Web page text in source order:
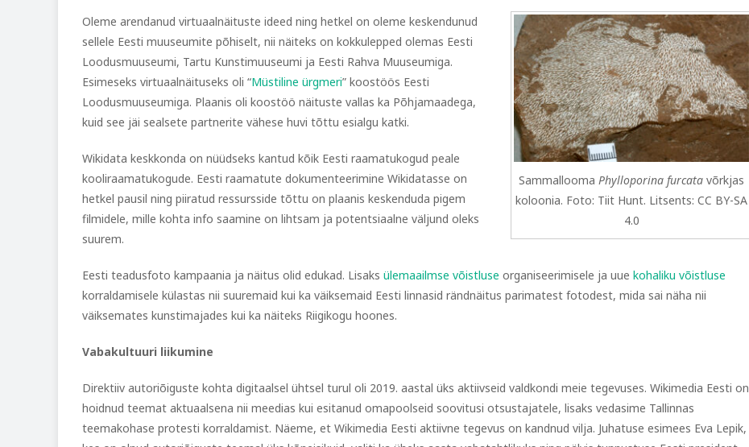
SammalloomaPhylloporina furcata võrkjas
koloonia. Foto: Tiit Hunt. Litsents: CC BY-SA
4.0
Oleme arendanud virtuaalnäituste ideed ning hetkel on oleme keskendunud
sellele Eesti muuseumite põhiselt, nii näiteks on kokkulepped olemas Eesti
Loodusmuuseumi, Tartu Kunstimuuseumi ja Eesti Rahva Muuseumiga.
Esimeseks virtuaalnäituseks oli “Müstiline ürgmeri” koostöös Eesti
Loodusmuuseumiga. Plaanis oli koostöö näituste vallas ka Põhjamaadega,
kuid see jäi sealsete partnerite vähese huvi tõttu esialgu katki.
Wikidata keskkonda on nüüdseks kantud kõik Eesti raamatukogud peale
kooliraamatukogude. Eesti raamatute dokumenteerimine Wikidatasse on
hetkel pausil ning piiratud ressursside tõttu on plaanis keskenduda pigem
filmidele, mille kohta info saamine on lihtsam ja potentsiaalne väljund oleks
suurem.
Eesti teadusfoto kampaania ja näitus olid edukad. Lisaks ülemaailmse võistluse organiseerimisele ja uue kohaliku võistluse
korraldamisele külastas nii suuremaid kui ka väiksemaid Eesti linnasid rändnäitus parimatest fotodest, mida sai näha nii
väiksemates kunstimajades kui ka näiteks Riigikogu hoones.
Vabakultuuri liikumine
Direktiiv autoriõiguste kohta digitaalsel ühtsel turul oli 2019. aastal üks aktiivseid valdkondi meie tegevuses. Wikimedia Eesti on
hoidnud teemat aktuaalsena nii meedias kui esitanud omapoolseid soovitusi otsustajatele, lisaks vedasime Tallinnas
teemakohase protesti korraldamist. Näeme, et Wikimedia Eesti aktiivne tegevus on kandnud vilja. Juhatuse esimees Eva Lepik,